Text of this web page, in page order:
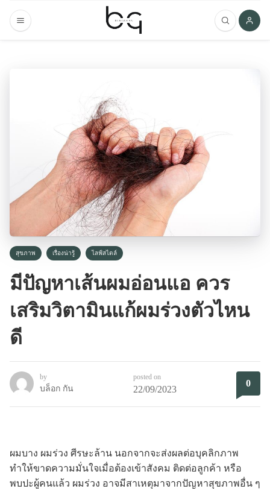
สุขภาพ เรื่องน่ารู้ ไลฟ์สไตล์
มีปัญหาเส้นผมอ่อนแอ ควร
เสริมวิตามินแก้ผมร่วงตัวไหน
ดี
by
บล็อก กัน
posted on
22/09/2023
0
ผมบาง ผมร่วง ศีรษะล้าน นอกจากจะส่งผลต่อบุคลิกภาพ
ทำให้ขาดความมั่นใจเมื่อต้องเข้าสังคม ติดต่อลูกค้า หรือ
พบปะผู้คนแล้ว ผมร่วง อาจมีสาเหตุมาจากปัญหาสุขภาพอื่น ๆ